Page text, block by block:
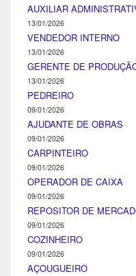
AUXILIAR
13/01/2026
VENDEDOR INTERNO
13/01/2026
GERENTE DE
13/01/2026
PEDREIRO
09/01/2026
AJUDANTE DE OBRAS
09/01/2026
CARPINTEIRO
09/01/2026
OPERADOR DE CAIXA
09/01/2026
REPOSITOR DE
09/01/2026
COZINHEIRO
09/01/2026
AÇOUGUEIRO